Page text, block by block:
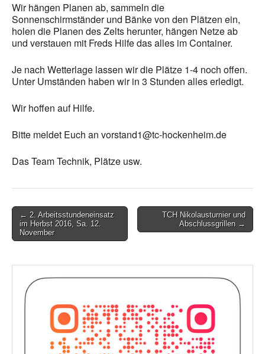
Wir hängen Planen ab, sammeln die
Sonnenschirmständer und Bänke von den Plätzen ein,
holen die Planen des Zelts herunter, hängen Netze ab
und verstauen mit Freds Hilfe das alles im Container.
Je nach Wetterlage lassen wir die Plätze 1-4 noch offen.
Unter Umständen haben wir in 3 Stunden alles erledigt.
Wir hoffen auf Hilfe.
Bitte meldet Euch an vorstand1@tc-hockenheim.de
Das Team Technik, Plätze usw.
Post
navigation
← 2. Arbeitsstundeneinsatz
im Herbst 2016, Sa. 12.
November
TCH Nikolausturnier und
Abschlussgrillen →